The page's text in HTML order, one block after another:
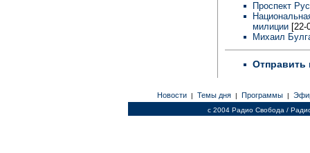
Проспект
милиции [22-
Михаил
Отправить
Новости | Темы дня | Программы |
c 2004 Радио Свобода /